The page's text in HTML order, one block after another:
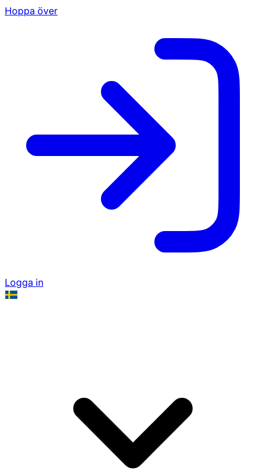
Hoppa över
Logga in